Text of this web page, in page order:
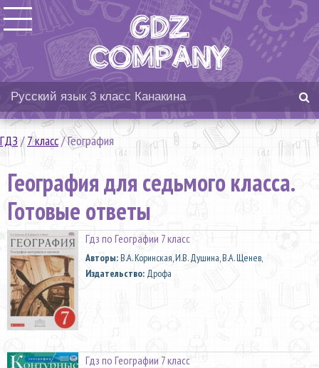
ГДЗ/7 класс/География
География для седьмого класса.
Готовые ответы
Гдз по Географии 7 класс
Aвторы:В.А. Коринская, И.В. Душина, В.А. Щенев,
Издательство: Дрофа
Гдз по Географии 7 класс